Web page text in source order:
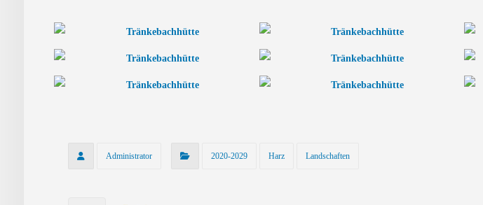
Administrator 2020-2029 Harz Landschaften